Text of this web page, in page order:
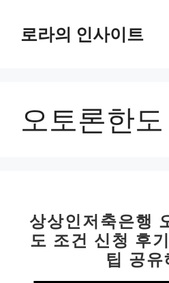
로라의 인사이트
오토론한도
상상인저축은행
도 조건 신청 후
팁 공유